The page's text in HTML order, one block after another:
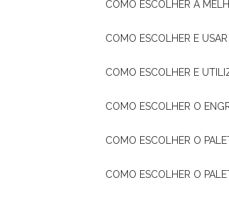
COMO ESCOLHER A
COMO ESCOLHER E
COMO ESCOLHER E
COMO ESCOLHER O
COMO ESCOLHER O
COMO ESCOLHER O